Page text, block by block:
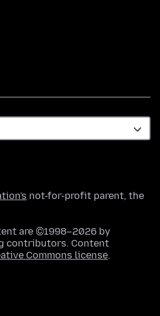
not-for-profit parent, the
are ©1998–2026 by
contributors. Content
Commons license.